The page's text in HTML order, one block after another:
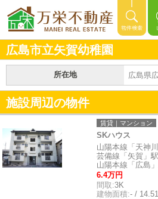
広島市立矢賀幼稚園
所在地 広島県
施設周辺の物件
賃貸｜マンション
SKハウス
山陽本線「天神
芸備線「矢賀」
山陽本線「広島
6.4万円
間取:3K
建物面積:- /